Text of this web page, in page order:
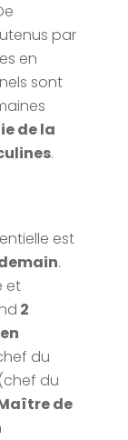
par
en
sont
de la
.
est
.
et
2
du
du
de